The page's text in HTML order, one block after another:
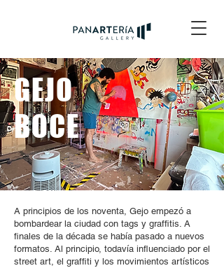
GEJO
BOCE
A principios de los noventa, Gejo empezó a
bombardear la ciudad con tags y graffitis. A
finales de la década se había pasado a nuevos
formatos. Al principio, todavía influenciado por el
street art, el graffiti y los movimientos artísticos